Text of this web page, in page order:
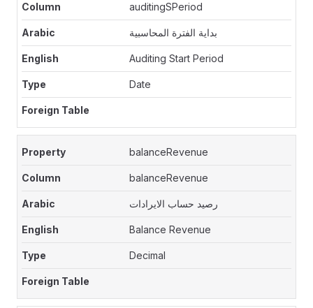
auditingSPeriod
بداية الفترة المحاسبية
Auditing Start Period
Date
balanceRevenue
balanceRevenue
رصيد حساب الايرادات
Balance Revenue
Decimal